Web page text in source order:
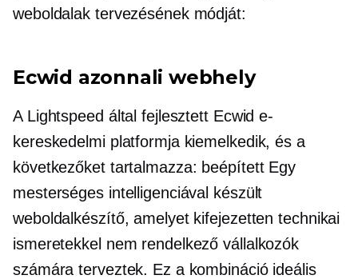
weboldalak tervezésének módját:
Ecwid azonnali webhely
A Lightspeed által fejlesztett Ecwid e-
kereskedelmi platformja kiemelkedik, és a
következőket tartalmazza: beépítettEgy
mesterséges intelligenciával készült
weboldalkészítő, amelyet kifejezetten technikai
ismeretekkel nem rendelkező vállalkozók
számára terveztek. Ez a kombináció ideális